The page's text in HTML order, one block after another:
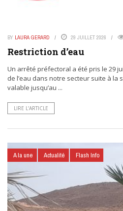
BY LAURA GERARD 29 JUILLET 2026
Restriction d’eau
Un arrêté préfectoral a été pris le 29
de l’eau dans notre secteur suite à la
valable jusqu’au ...
LIRE L’ARTICLE
A la une Actualité Flash Info